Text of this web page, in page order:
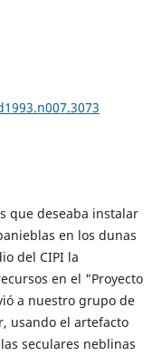
que deseaba instalar
en los dunas
del CIPI la
en el "Proyecto
a nuestro grupo de
usando el artefacto
seculares neblinas